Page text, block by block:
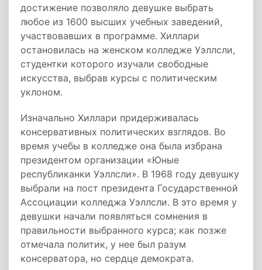
достижение позволяло девушке выбрать
любое из 1600 высших учебных заведений,
участвовавших в программе. Хиллари
остановилась на женском колледже Уэллсли,
студентки которого изучали свободные
искусства, выбрав курсы с политическим
уклоном.
Изначально Хиллари придерживалась
консервативных политических взглядов. Во
время учебы в колледже она была избрана
президентом организации «Юные
республиканки Уэллсли». В 1968 году девушку
выбрали на пост президента Государственной
Ассоциации колледжа Уэллсли. В это время у
девушки начали появляться сомнения в
правильности выбранного курса; как позже
отмечала политик, у нее был разум
консерватора, но сердце демократа.